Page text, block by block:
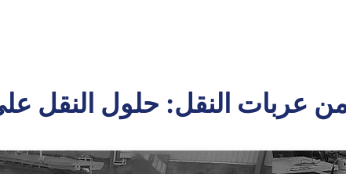
من عربات النقل: حلول النقل